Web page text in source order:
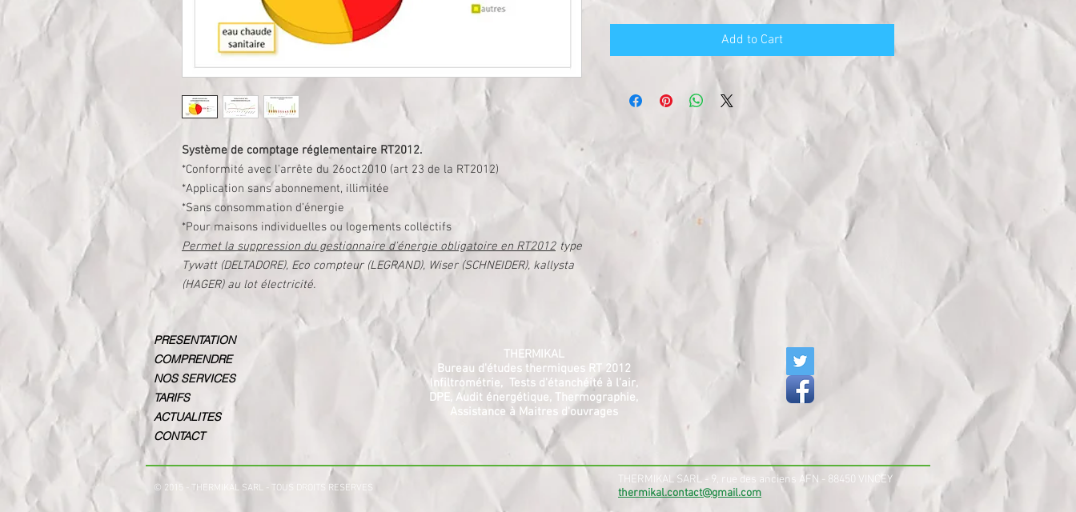
Système de comptage réglementaire RT2012.
*Conformité avec l'arrête du 26oct2010 (art 23 de la RT2012)
*Application sans abonnement, illimitée
*Sans consommation d’énergie
*Pour maisons individuelles ou logements collectifs
Permet la suppression du gestionnaire d'énergie obligatoire en RT2012 type
Tywatt (DELTADORE), Eco compteur (LEGRAND), Wiser (SCHNEIDER), kallysta
(HAGER) au lot électricité.
Add to Cart
PRESENTATION
COMPRENDRE
NOS SERVICES
TARIFS
ACTUALITES
CONTACT
THERMIKAL
Bureau d'études thermiques RT 2012
Infiltrométrie, Tests d'étanchéité à l'air,
DPE, Audit énergétique, Thermographie,
Assistance à Maitres d'ouvrages
© 2015 - THERMIKAL SARL - TOUS DROITS RESERVES
THERMIKAL SARL - 9, rue des anciens AFN - 88450 VINCEY
thermikal.contact@gmail.com